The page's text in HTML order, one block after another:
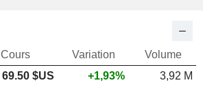
Cours Variation
Volume
69.50 $US +1,93%
3,92 M